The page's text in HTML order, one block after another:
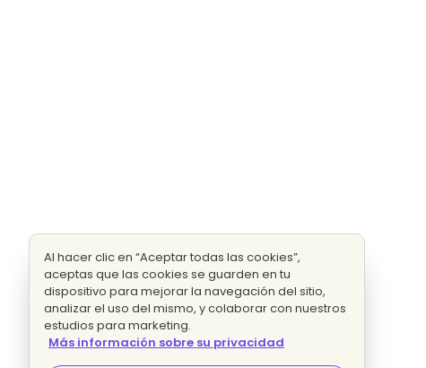
Al hacer clic en “Aceptar todas las cookies”,
aceptas que las cookies se guarden en tu
dispositivo para mejorar la navegación del sitio,
analizar el uso del mismo, y colaborar con nuestros
estudios para marketing.
Más información sobre su privacidad